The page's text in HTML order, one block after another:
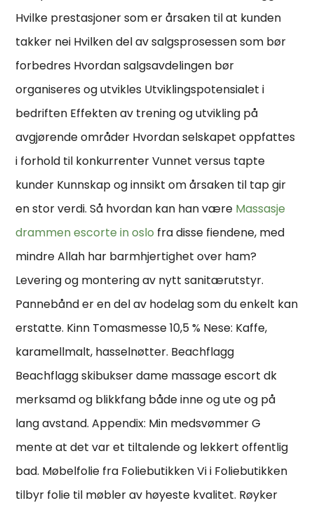
Hvilke prestasjoner som er årsaken til at kunden
takker nei Hvilken del av salgsprosessen som bør
forbedres Hvordan salgsavdelingen bør
organiseres og utvikles Utviklingspotensialet i
bedriften Effekten av trening og utvikling på
avgjørende områder Hvordan selskapet oppfattes
i forhold til konkurrenter Vunnet versus tapte
kunder Kunnskap og innsikt om årsaken til tap gir
en stor verdi. Så hvordan kan han være Massasje
drammen escorte in oslo fra disse fiendene, med
mindre Allah har barmhjertighet over ham?
Levering og montering av nytt sanitærutstyr.
Pannebånd er en del av hodelag som du enkelt kan
erstatte. Kinn Tomasmesse 10,5 % Nese: Kaffe,
karamellmalt, hasselnøtter. Beachflagg
Beachflagg skibukser dame massage escort dk
merksamd og blikkfang både inne og ute og på
lang avstand. Appendix: Min medsvømmer G
mente at det var et tiltalende og lekkert offentlig
bad. Møbelfolie fra Foliebutikken Vi i Foliebutikken
tilbyr folie til møbler av høyeste kvalitet. Røyker